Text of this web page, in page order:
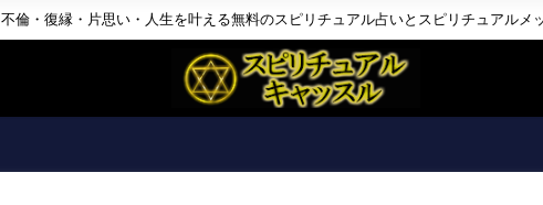
不倫・復縁・片思い・人生を叶える無料のスピリチュアル占いとスピリチュアルメ